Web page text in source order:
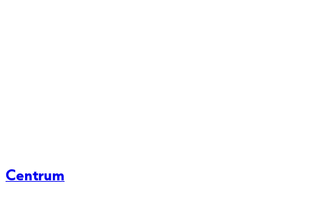
Centrum